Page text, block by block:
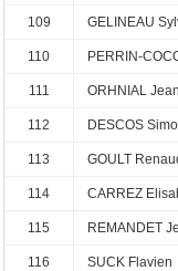
109 GELINEAU
110 PERRIN-
111 ORHNIAL
112 DESCOS
113 GOULT
114 CARREZ
115 REMANDET
116 SUCK Flavien